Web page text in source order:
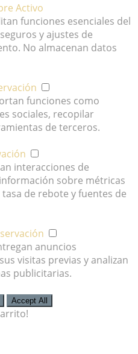
Activo
funciones esenciales del
y ajustes de
No almacenan datos
funciones como
sociales, recopilar
de terceros.
interacciones de
sobre métricas
de rebote y fuentes de
anuncios
visitas previas y analizan
publicitarias.
Accept All